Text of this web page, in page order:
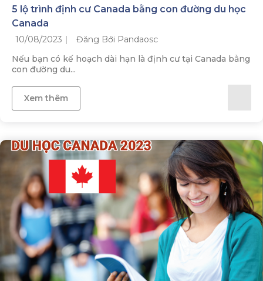
5 lộ trình định cư Canada bằng con đường du học
Canada
10/08/2023
Đăng Bởi Pandaosc
Nếu bạn có kế hoạch dài hạn là định cư tại Canada bằng
con đường du...
Xem thêm